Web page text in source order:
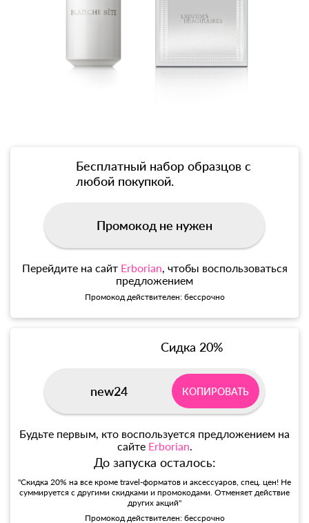
Бесплатный набор образцов с
любой покупкой.
Промокод не нужен
Перейдите на сайт Erborian, чтобы воспользоваться
предложением
Промокод действителен: бессрочно
Сидка 20%
new24 КОПИРОВАТЬ
Будьте первым, кто воспользуется предложением на
сайте Erborian.
До запуска осталось:
"Скидка 20% на все кроме travel-форматов и аксессуаров, спец. цен! Не
суммируется с другими скидками и промокодами. Отменяет действие
других акций"
Промокод действителен: бессрочно